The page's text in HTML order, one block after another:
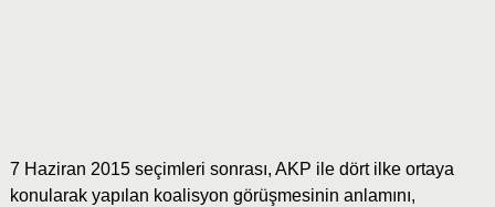
7 Haziran 2015 seçimleri sonrası, AKP ile dört ilke ortaya
konularak yapılan koalisyon görüşmesinin anlamını,